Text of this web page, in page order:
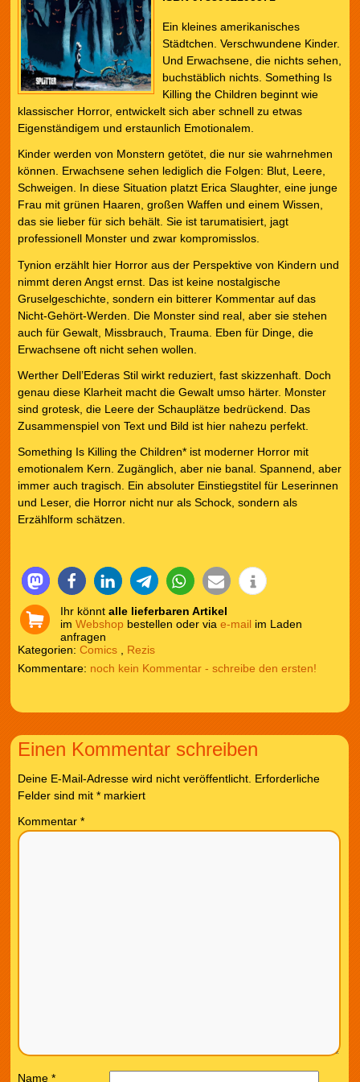
Ein kleines amerikanisches
Städtchen. Verschwundene Kinder.
Und Erwachsene, die nichts sehen,
buchstäblich nichts. Something Is
Killing the Children beginnt wie
klassischer Horror, entwickelt sich aber schnell zu etwas
Eigenständigem und erstaunlich Emotionalem.
Kinder werden von Monstern getötet, die nur sie wahrnehmen
können. Erwachsene sehen lediglich die Folgen: Blut, Leere,
Schweigen. In diese Situation platzt Erica Slaughter, eine junge
Frau mit grünen Haaren, großen Waffen und einem Wissen,
das sie lieber für sich behält. Sie ist tarumatisiert, jagt
professionell Monster und zwar kompromisslos.
Tynion erzählt hier Horror aus der Perspektive von Kindern und
nimmt deren Angst ernst. Das ist keine nostalgische
Gruselgeschichte, sondern ein bitterer Kommentar auf das
Nicht-Gehört-Werden. Die Monster sind real, aber sie stehen
auch für Gewalt, Missbrauch, Trauma. Eben für Dinge, die
Erwachsene oft nicht sehen wollen.
Werther Dell’Ederas Stil wirkt reduziert, fast skizzenhaft. Doch
genau diese Klarheit macht die Gewalt umso härter. Monster
sind grotesk, die Leere der Schauplätze bedrückend. Das
Zusammenspiel von Text und Bild ist hier nahezu perfekt.
Something Is Killing the Children* ist moderner Horror mit
emotionalem Kern. Zugänglich, aber nie banal. Spannend, aber
immer auch tragisch. Ein absoluter Einstiegstitel für Leserinnen
und Leser, die Horror nicht nur als Schock, sondern als
Erzählform schätzen.
Ihr könnt alle lieferbaren Artikel
im Webshop bestellen oder via e-mail im Laden
anfragen
Kategorien: Comics, Rezis
noch kein Kommentar - schreibe den ersten!
Einen Kommentar schreiben
Deine E-Mail-Adresse wird nicht veröffentlicht. Erforderliche
Felder sind mit *markiert
Kommentar *
Name *